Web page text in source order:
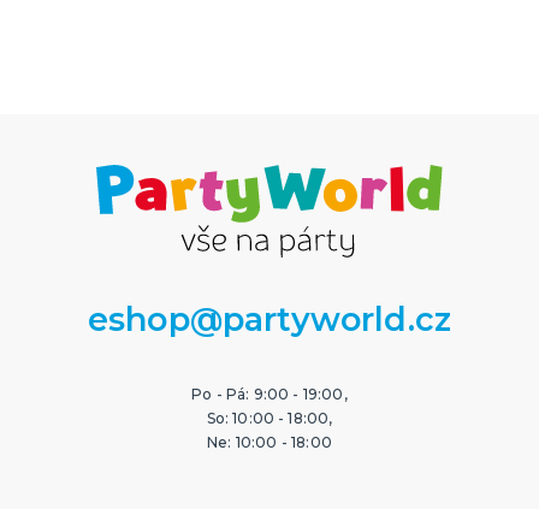
eshop@partyworld.cz
Po - Pá: 9:00 - 19:00,
So: 10:00 - 18:00,
Ne: 10:00 - 18:00